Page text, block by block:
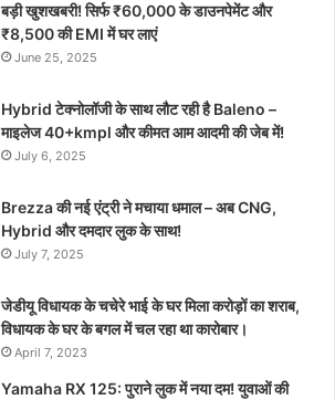
बड़ी खुशखबरी! सिर्फ ₹60,000 के डाउनपेमेंट और
₹8,500 की EMI में घर लाएं
June 25, 2025
Hybrid टेक्नोलॉजी के साथ लौट रही है Baleno –
माइलेज 40+kmpl और कीमत आम आदमी की जेब में!
July 6, 2025
Brezza की नई एंट्री ने मचाया धमाल – अब CNG,
Hybrid और दमदार लुक के साथ!
July 7, 2025
जेडीयू विधायक के चचेरे भाई के घर मिला करोड़ों का शराब,
विधायक के घर के बगल में चल रहा था कारोबार।
April 7, 2023
Yamaha RX 125: पुराने लुक में नया दम! युवाओं की